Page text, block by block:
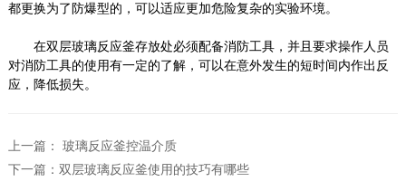
都更换为了防爆型的，可以适应更加危险复杂的实验环境。
在双层玻璃反应釜存放处必须配备消防工具，并且要求操作人员
对消防工具的使用有一定的了解，可以在意外发生的短时间内作出反
应，降低损失。
上一篇：
玻璃反应釜控温介质
下一篇： 双层玻璃反应釜使用的技巧有哪些